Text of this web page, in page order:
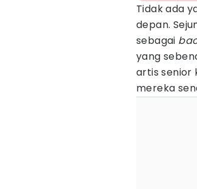
Tidak ada
depan.
sebagai
yang
artis senior
mereka